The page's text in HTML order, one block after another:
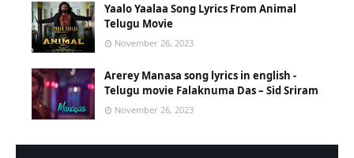
Yaalo Yaalaa Song Lyrics From Animal
Telugu Movie
November 26, 2023
Arerey Manasa song lyrics in english -
Telugu movie Falaknuma Das – Sid Sriram
November 26, 2023